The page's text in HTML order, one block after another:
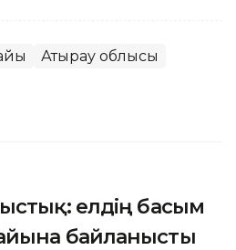
Атырау облысы
ыстық: елдің басым
байланысты